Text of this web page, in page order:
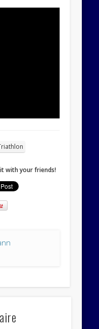
with your friends!